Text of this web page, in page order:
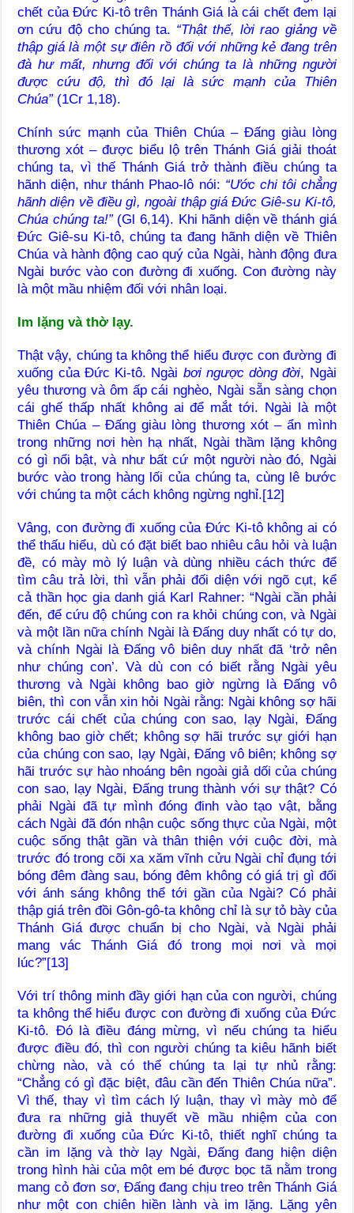
chết của Đức Ki-tô trên Thánh Giá là cái chết đem lại
ơn cứu độ cho chúng ta. “Thật thế, lời rao giảng về
thập giá là một sự điên rồ đối với những kẻ đang trên
đà hư mất, nhưng đối với chúng ta là những người
được cứu độ, thì đó lại là sức mạnh của Thiên
Chúa”(1Cr 1,18).
Chính sức mạnh của Thiên Chúa – Đấng giàu lòng
thương xót – được biểu lộ trên Thánh Giá giải thoát
chúng ta, vì thế Thánh Giá trở thành điều chúng ta
hãnh diện, như thánh Phao-lô nói: “Ước chi tôi chẳng
hãnh diện về điều gì, ngoài thập giá Đức Giê-su Ki-tô,
Chúa chúng ta!”(Gl 6,14). Khi hãnh diện về thánh giá
Đức Giê-su Ki-tô, chúng ta đang hãnh diện về Thiên
Chúa và hành động cao quý của Ngài, hành động đưa
Ngài bước vào con đường đi xuống. Con đường này
là một mầu nhiệm đối với nhân loại.
Im lặng và thờ lạy.
Thật vậy, chúng ta không thể hiểu được con đường đi
xuống của Đức Ki-tô. Ngài bơi ngược dòng đời, Ngài
yêu thương và ôm ấp cái nghèo, Ngài sẵn sàng chọn
cái ghế thấp nhất không ai để mắt tới. Ngài là một
Thiên Chúa – Đấng giàu lòng thương xót – ẩn mình
trong những nơi hèn hạ nhất, Ngài thầm lặng không
có gì nổi bật, và như bất cứ một người nào đó, Ngài
bước vào trong hàng lối của chúng ta, cùng lê bước
với chúng ta một cách không ngừng nghỉ.[12]
Vâng, con đường đi xuống của Đức Ki-tô không ai có
thể thấu hiểu, dù có đặt biết bao nhiêu câu hỏi và luận
đề, có mày mò lý luận và dùng nhiều cách thức để
tìm câu trả lời, thì vẫn phải đối diện với ngõ cụt, kể
cả thần học gia danh giá Karl Rahner: “Ngài cần phải
đến, để cứu độ chúng con ra khỏi chúng con, và Ngài
và một lần nữa chính Ngài là Đấng duy nhất có tự do,
và chính Ngài là Đấng vô biên duy nhất đã ‘trở nên
như chúng con’. Và dù con có biết rằng Ngài yêu
thương và Ngài không bao giờ ngừng là Đấng vô
biên, thì con vẫn xin hỏi Ngài rằng: Ngài không sợ hãi
trước cái chết của chúng con sao, lạy Ngài, Đấng
không bao giờ chết; không sợ hãi trước sự giới hạn
của chúng con sao, lạy Ngài, Đấng vô biên; không sợ
hãi trước sự hào nhoáng bên ngoài giả dối của chúng
con sao, lạy Ngài, Đấng trung thành với sự thật? Có
phải Ngài đã tự mình đóng đinh vào tạo vật, bằng
cách Ngài đã đón nhận cuộc sống thực của Ngài, một
cuộc sống thật gần và thân thiện với cuộc đời, mà
trước đó trong cõi xa xăm vĩnh cửu Ngài chỉ đụng tới
bóng đêm đàng sau, bóng đêm không có giá trị gì đối
với ánh sáng không thể tới gần của Ngài? Có phải
thập giá trên đồi Gôn-gô-ta không chỉ là sự tỏ bày của
Thánh Giá được chuẩn bị cho Ngài, và Ngài phải
mang vác Thánh Giá đó trong mọi nơi và mọi
lúc?”[13]
Với trí thông minh đầy giới hạn của con người, chúng
ta không thể hiểu được con đường đi xuống của Đức
Ki-tô. Đó là điều đáng mừng, vì nếu chúng ta hiểu
được điều đó, thì con người chúng ta kiêu hãnh biết
chừng nào, và có thể chúng ta lại tự nhủ rằng:
“Chẳng có gì đặc biệt, đâu cần đến Thiên Chúa nữa”.
Vì thế, thay vì tìm cách lý luận, thay vì mày mò để
đưa ra những giả thuyết về mầu nhiệm của con
đường đi xuống của Đức Ki-tô, thiết nghĩ chúng ta
cần im lặng và thờ lạy Ngài, Đấng đang hiện diện
trong hình hài của một em bé được bọc tã nằm trong
mang cỏ đơn sơ, Đấng đang chịu treo trên Thánh Giá
như một con chiên hiền lành và im lặng. Lặng yên